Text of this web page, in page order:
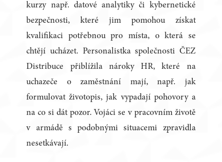
kurzy např. datové analytiky či kybernetické
bezpečnosti, které jim pomohou získat
kvalifikaci potřebnou pro místa, o která se
chtějí ucházet. Personalistka společnosti ČEZ
Distribuce přiblížila nároky HR, které na
uchazeče o zaměstnání mají, např. jak
formulovat životopis, jak vypadají pohovory a
na co si dát pozor. Vojáci se v pracovním životě
v armádě s podobnými situacemi zpravidla
nesetkávají.